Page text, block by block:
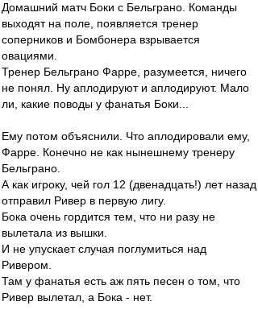
Домашний матч Боки с Бельграно. Команды
выходят на поле, появляется тренер
соперников и Бомбонера взрывается
овациями.
Тренер Бельграно Фарре, разумеется, ничего
не понял. Ну аплодируют и аплодируют. Мало
ли, какие поводы у фанатья Боки...
Ему потом объяснили. Что аплодировали ему,
Фарре. Конечно не как нынешнему тренеру
Бельграно.
А как игроку, чей гол 12 (двенадцать!) лет назад
отправил Ривер в первую лигу.
Бока очень гордится тем, что ни разу не
вылетала из вышки.
И не упускает случая поглумиться над
Ривером.
Там у фанатья есть аж пять песен о том, что
Ривер вылетал, а Бока - нет.